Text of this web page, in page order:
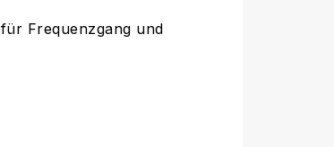
Frequenzgang und